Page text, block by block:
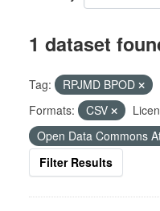
1 dataset
Tag: RPJMD BPOD
Formats:
CSV
Open Data Commons
Filter Results